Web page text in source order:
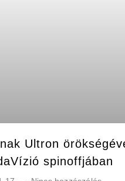
Ultron
spinoffjában